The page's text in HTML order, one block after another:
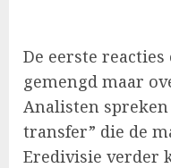
De eerste
gemengd maar
Analisten
transfer” die de
Eredivisie verder